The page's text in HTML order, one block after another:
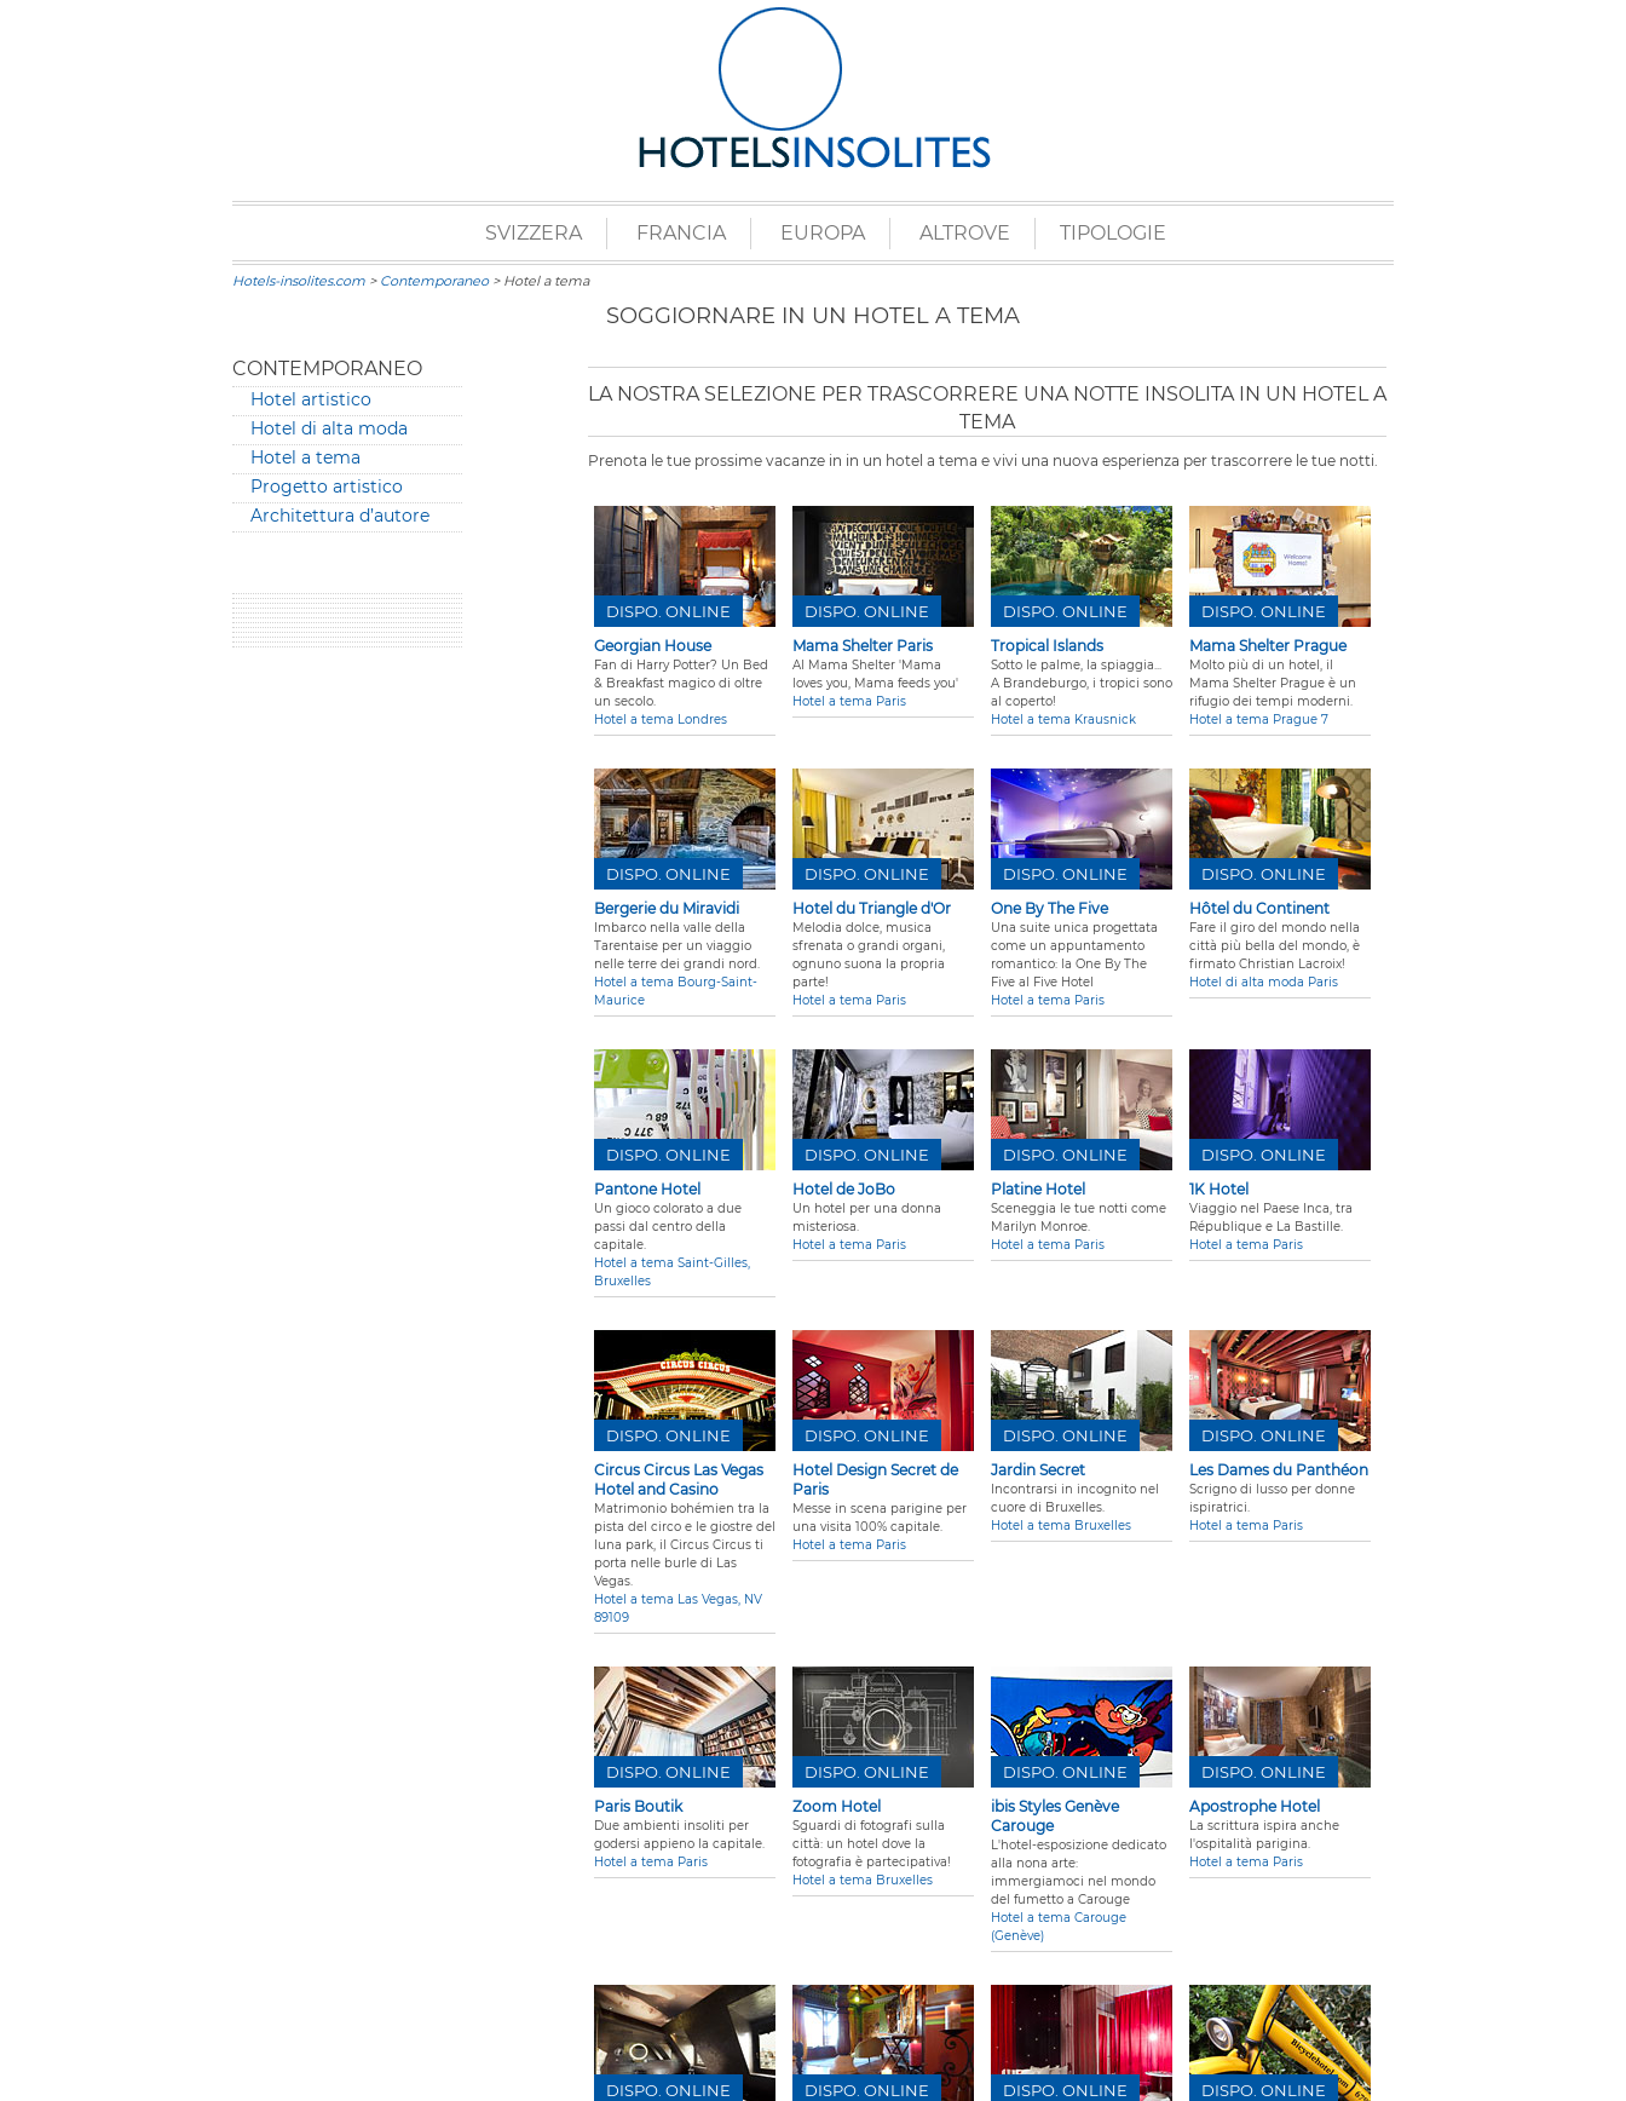
SVIZZERA FRANCIA EUROPA ALTROVE TIPOLOGIE
Hotels-insolites.com > Contemporaneo> Hotel a tema
SOGGIORNARE IN UN HOTEL A TEMA
CONTEMPORANEO
Hotel artistico
Hotel di alta moda
Hotel a tema
Progetto artistico
Architettura d’autore
LA NOSTRA SELEZIONE PER TRASCORRERE UNA NOTTE INSOLITA IN UN HOTEL A
TEMA
Prenota le tue prossime vacanze in in un hotel a tema e vivi una nuova esperienza per trascorrere le tue notti.
Georgian House
Fan di Harry Potter? Un Bed
& Breakfast magico di oltre
un secolo.
Hotel a tema Londres
DISPO. ONLINE
Mama Shelter Paris
Al Mama Shelter 'Mama
loves you, Mama feeds you'
Hotel a tema Paris
DISPO. ONLINE
Tropical Islands
Sotto le palme, la spiaggia...
A Brandeburgo, i tropici sono
al coperto!
Hotel a tema Krausnick
DISPO. ONLINE
Mama Shelter Prague
Molto più di un hotel, il
Mama Shelter Prague è un
rifugio dei tempi moderni.
Hotel a tema Prague 7
DISPO. ONLINE
Bergerie du Miravidi
Imbarco nella valle della
Tarentaise per un viaggio
nelle terre dei grandi nord.
Hotel a tema Bourg-Saint-
Maurice
DISPO. ONLINE
Hotel du Triangle d'Or
Melodia dolce, musica
sfrenata o grandi organi,
ognuno suona la propria
parte!
Hotel a tema Paris
DISPO. ONLINE
One By The Five
Una suite unica progettata
come un appuntamento
romantico: la One By The
Five al Five Hotel
Hotel a tema Paris
DISPO. ONLINE
Hôtel du Continent
Fare il giro del mondo nella
città più bella del mondo, è
firmato Christian Lacroix!
Hotel di alta moda Paris
DISPO. ONLINE
Pantone Hotel
Un gioco colorato a due
passi dal centro della
capitale.
Hotel a tema Saint-Gilles,
Bruxelles
DISPO. ONLINE
Hotel de JoBo
Un hotel per una donna
misteriosa.
Hotel a tema Paris
DISPO. ONLINE
Platine Hotel
Sceneggia le tue notti come
Marilyn Monroe.
Hotel a tema Paris
DISPO. ONLINE
1K Hotel
Viaggio nel Paese Inca, tra
République e La Bastille.
Hotel a tema Paris
DISPO. ONLINE
Circus Circus Las Vegas
Hotel and Casino
Matrimonio bohémien tra la
pista del circo e le giostre del
luna park, il Circus Circus ti
porta nelle burle di Las
Vegas.
Hotel a tema Las Vegas, NV
89109
DISPO. ONLINE
Hotel Design Secret de
Paris
Messe in scena parigine per
una visita 100% capitale.
Hotel a tema Paris
DISPO. ONLINE
Jardin Secret
Incontrarsi in incognito nel
cuore di Bruxelles.
Hotel a tema Bruxelles
DISPO. ONLINE
Les Dames du Panthéon
Scrigno di lusso per donne
ispiratrici.
Hotel a tema Paris
DISPO. ONLINE
Paris Boutik
Due ambienti insoliti per
godersi appieno la capitale.
Hotel a tema Paris
DISPO. ONLINE
Zoom Hotel
Sguardi di fotografi sulla
città: un hotel dove la
fotografia è partecipativa!
Hotel a tema Bruxelles
DISPO. ONLINE
ibis Styles Genève
Carouge
L'hotel-esposizione dedicato
alla nona arte:
immergiamoci nel mondo
del fumetto a Carouge
Hotel a tema Carouge
(Genève)
DISPO. ONLINE
Apostrophe Hotel
La scrittura ispira anche
l'ospitalità parigina.
Hotel a tema Paris
DISPO. ONLINE
DISPO. ONLINE DISPO. ONLINE DISPO. ONLINE DISPO. ONLINE